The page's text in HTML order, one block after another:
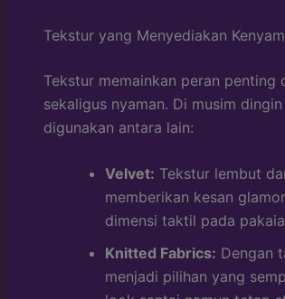
Tekstur yang Menyediakan
Tekstur memainkan peran
sekaligus nyaman. Di musim
digunakan antara lain:
Velvet: Tekstur lembut
memberikan kesan
dimensi taktil pada
Knitted Fabrics: Dengan
menjadi pilihan yang